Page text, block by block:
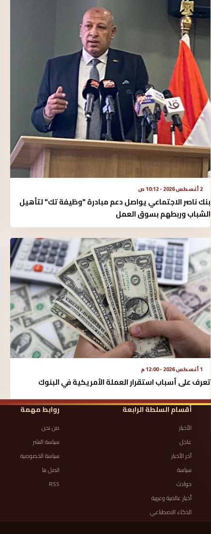
2 أغسطس 2026 - 10:12 ص
بنك ناصر الاجتماعي يواصل دعم مبادرة "وظيفة تك" لتأهيل
الشباب وربطهم بسوق العمل
1 أغسطس 2026 - 12:00 م
تعرف على أسباب استقرار العملة الأمريكية في البنوك
أقسام السلطة الرابعة
الأخبار
عاجل
آخر الأخبار
سياسة
حوادث
أخبار عالمية وعربية
الذكاء الاصطناعي
روابط مهمة
من نحن
سياسة النشر
سياسة الخصوصية
اتصل بنا
RSS